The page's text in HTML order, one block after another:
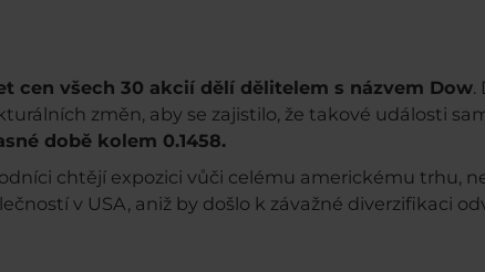
cen všech 30 akcií dělí dělitelem s názvem Dow.
změn, aby se zajistilo, že takové události
době kolem 0.1458.
chtějí expozici vůči celému americkému trhu,
v USA, aniž by došlo k závažné diverzifikaci